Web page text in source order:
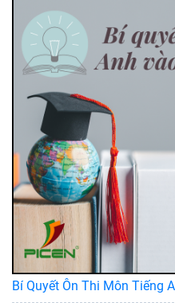
Bí Quyết Ôn Thi Môn Tiếng